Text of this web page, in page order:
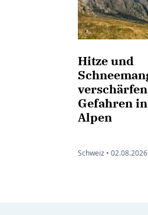
Hitze und
verschärfen
Gefahren
Alpen
Schweiz • 02.08.2026